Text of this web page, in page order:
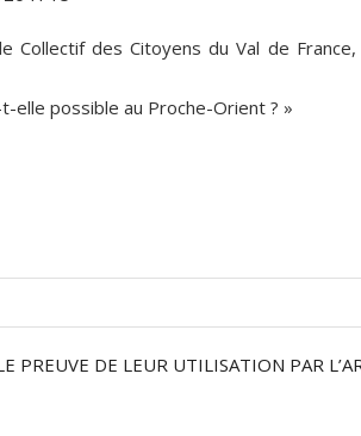
Collectif des Citoyens du Val de
elle possible au Proche-Orient ? »
PREUVE DE LEUR UTILISATION PAR